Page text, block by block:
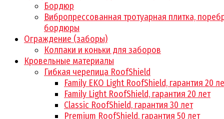
Бордюр
Вибропрессованная тротуарная плитка,
бордюры
Ограждение (заборы)
Колпаки и коньки для заборов
Кровельные материалы
Гибкая черепица RoofShield
Family EKO Light RoofShield, гарантия 20
Family Light RoofShield, гарантия 20 лет
Classic RoofShield, гарантия 30 лет
Premium RoofShield, гарантия 50 лет